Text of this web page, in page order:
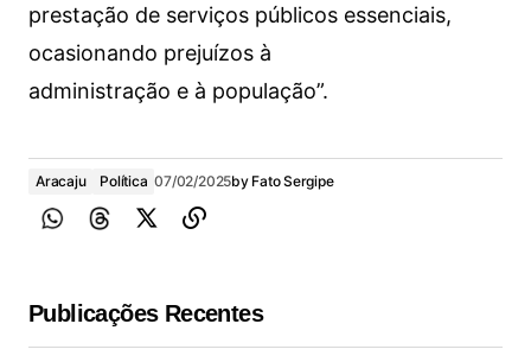
prestação de serviços públicos essenciais,
ocasionando prejuízos à
administração e à população”.
Aracaju Política 07/02/2025by Fato Sergipe
Publicações Recentes